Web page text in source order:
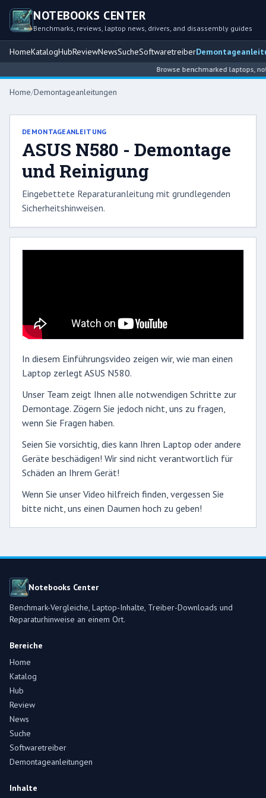
NOTEBOOKS CENTER
Benchmarks, reviews, laptop news, drivers, and disassembly guides
HomeKatalogHubReviewNewsSucheSoftwaretreiber
Browse benchmarked laptops,
Home/Demontageanleitungen
DEMONTAGEANLEITUNG
ASUS N580 - Demontage
und Reinigung
Eingebettete Reparaturanleitung mit grundlegenden
Sicherheitshinweisen.
In diesem Einführungsvideo zeigen wir, wie man einen
Laptop zerlegt ASUS N580.
Unser Team zeigt Ihnen alle notwendigen Schritte zur
Demontage. Zögern Sie jedoch nicht, uns zu fragen,
wenn Sie Fragen haben.
Seien Sie vorsichtig, dies kann Ihren Laptop oder andere
Geräte beschädigen! Wir sind nicht verantwortlich für
Schäden an Ihrem Gerät!
Wenn Sie unser Video hilfreich finden, vergessen Sie
bitte nicht, uns einen Daumen hoch zu geben!
Notebooks Center
Benchmark-Vergleiche, Laptop-Inhalte, Treiber-Downloads und
Reparaturhinweise an einem Ort.
Bereiche
Home
Katalog
Hub
Review
News
Suche
Softwaretreiber
Demontageanleitungen
Inhalte